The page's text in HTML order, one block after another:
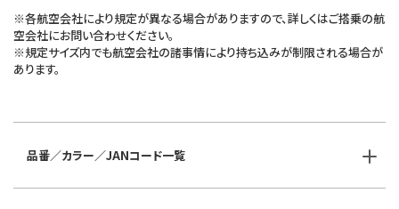
※各航空会社により規定が異なる場合がありますので、詳しくはご搭乗の航
空会社にお問い合わせください。
※規定サイズ内でも航空会社の諸事情により持ち込みが制限される場合が
あります。
品番／カラー／JANコード一覧